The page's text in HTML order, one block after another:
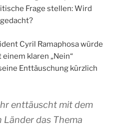
Frage stellen: Wird
Cyril Ramaphosa würde
klaren „Nein“
Enttäuschung kürzlich
enttäuscht mit dem
Länder das Thema